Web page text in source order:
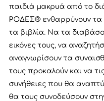
παιδιά μακρυά από το
ΡΟΔΕΣ® ενθαρρύνουν τα
τα βιβλία. Να τα
εικόνες τους, να
αναγνωρίσουν τα
τους προκαλούν και να
συνήθειες που θα
θα τους συνοδεύσουν